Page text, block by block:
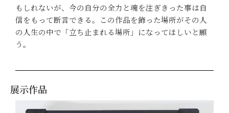
もしれないが、今の自分の全力と魂を注ぎきった事は自
信をもって断言できる。この作品を飾った場所がその人
の人生の中で「立ち止まれる場所」になってほしいと願
う。
展示作品